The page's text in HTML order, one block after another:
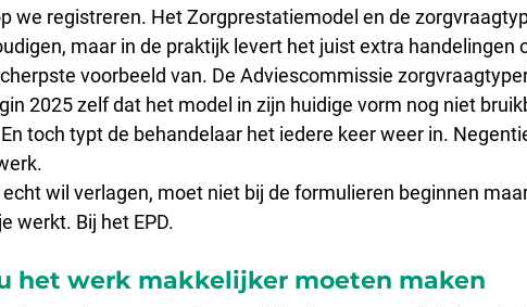
we registreren. Het Zorgprestatiemodel en de
maar in de praktijk levert het juist extra handelingen
voorbeeld van. De Adviescommissie
2025 zelf dat het model in zijn huidige vorm nog niet
toch typt de behandelaar het iedere keer weer in.
wil verlagen, moet niet bij de formulieren beginnen
werkt. Bij het EPD.
het werk makkelijker moeten maken